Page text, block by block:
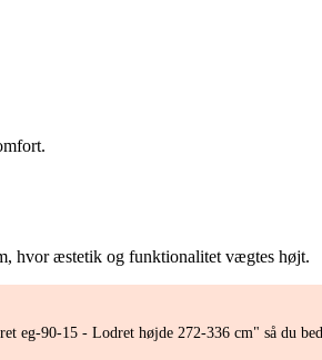
hvor æstetik og funktionalitet vægtes højt.
90-15 - Lodret højde 272-336 cm" så du